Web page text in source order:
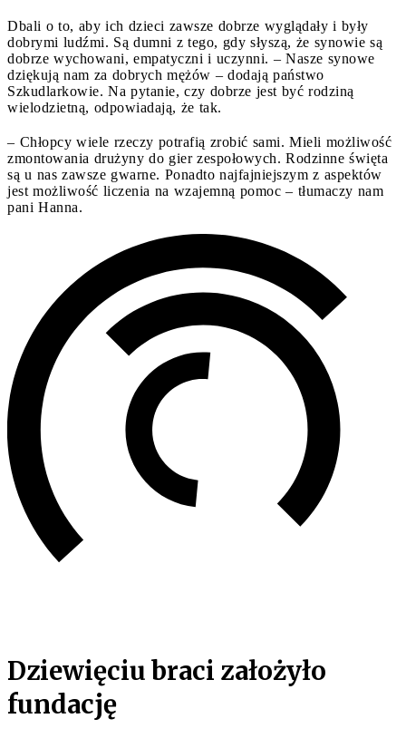
Dbali o to, aby ich dzieci zawsze dobrze wyglądały i były
dobrymi ludźmi. Są dumni z tego, gdy słyszą, że synowie są
dobrze wychowani, empatyczni i uczynni. – Nasze synowe
dziękują nam za dobrych mężów – dodają państwo
Szkudlarkowie. Na pytanie, czy dobrze jest być rodziną
wielodzietną, odpowiadają, że tak.
– Chłopcy wiele rzeczy potrafią zrobić sami. Mieli możliwość
zmontowania drużyny do gier zespołowych. Rodzinne święta
są u nas zawsze gwarne. Ponadto najfajniejszym z aspektów
jest możliwość liczenia na wzajemną pomoc – tłumaczy nam
pani Hanna.
Dziewięciu braci założyło
fundację